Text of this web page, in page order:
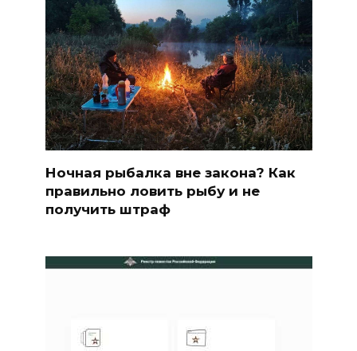
Ночная рыбалка вне закона? Как
правильно ловить рыбу и не
получить штраф